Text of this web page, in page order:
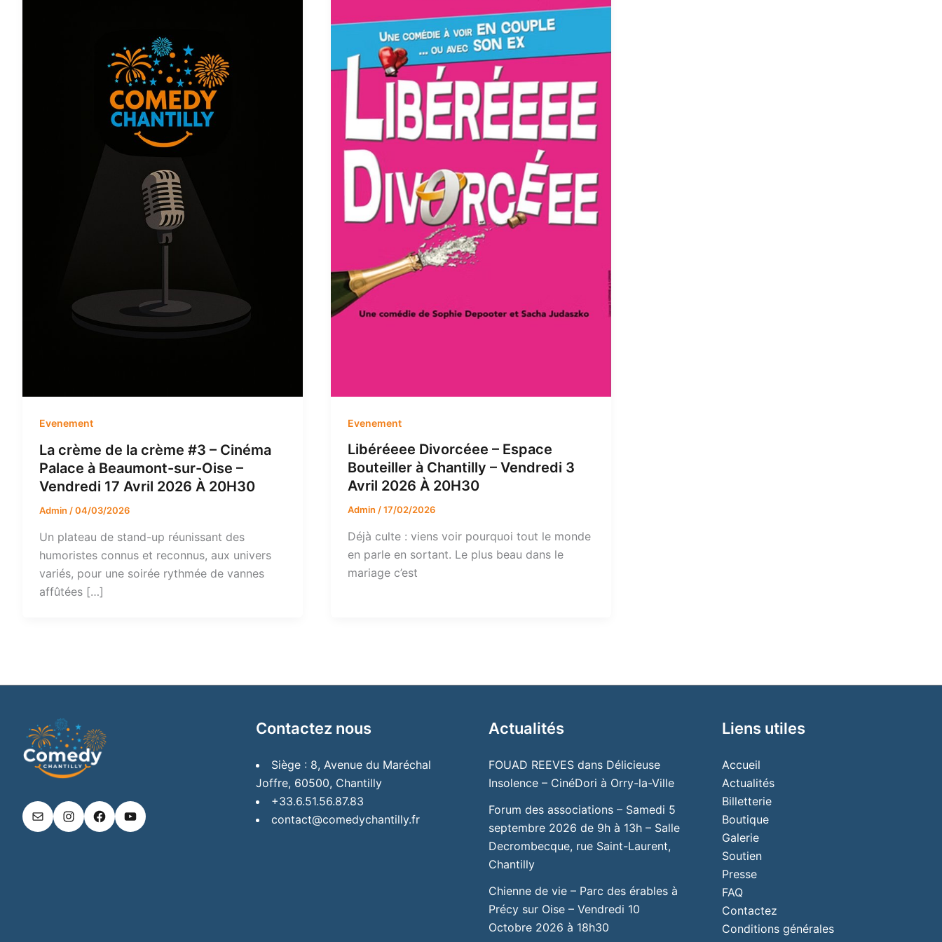
Evenement
La crème de la crème #3 – Cinéma
Palace à Beaumont-sur-Oise –
Vendredi 17 Avril 2026 À 20H30
Admin /04/03/2026
Un plateau de stand-up réunissant des
humoristes connus et reconnus, aux univers
variés, pour une soirée rythmée de vannes
affûtées […]
Evenement
Libéréeee Divorcéee – Espace
Bouteiller à Chantilly – Vendredi 3
Avril 2026 À 20H30
Admin /17/02/2026
Déjà culte : viens voir pourquoi tout le monde
en parle en sortant. Le plus beau dans le
mariage c’est
Contactez nous
Siège : 8, Avenue du Maréchal
Joffre, 60500, Chantilly
+33.6.51.56.87.83
contact@comedychantilly.fr
Actualités
FOUAD REEVES dans Délicieuse
Insolence – CinéDori à Orry-la-Ville
Forum des associations – Samedi 5
septembre 2026 de 9h à 13h – Salle
Decrombecque, rue Saint-Laurent,
Chantilly
Chienne de vie – Parc des érables à
Précy sur Oise – Vendredi 10
Octobre 2026 à 18h30
Liens utiles
Accueil
Actualités
Billetterie
Boutique
Galerie
Soutien
Presse
FAQ
Contactez
Conditions générales